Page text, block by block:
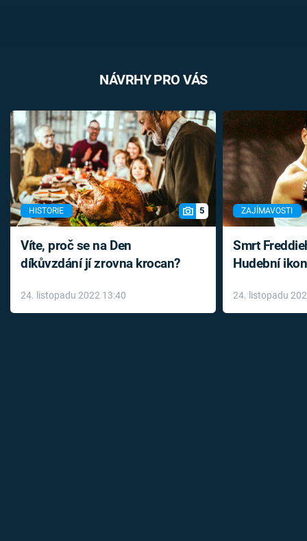
NÁVRHY PRO VÁS
HISTORIE 5
Víte, proč se na Den
díkůvzdání jí zrovna krocan?
24. listopadu 2022 13:40
ZAJÍMAVOSTI
Smrt
Hudební
léky
24. listopadu